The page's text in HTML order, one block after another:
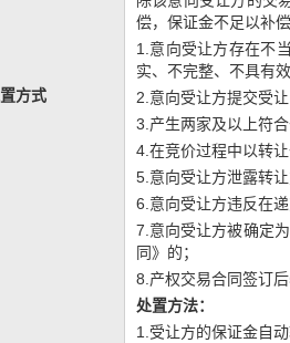
方式
偿，保证金不足以补
1.意向受让方存在不
实、不完整、不具有
2.意向受让方提交受
3.产生两家及以上符
4.在竞价过程中以转
5.意向受让方泄露转
6.意向受让方违反在
7.意向受让方被确定
同》的；
8.产权交易合同签订
处置方法：
1.受让方的保证金自